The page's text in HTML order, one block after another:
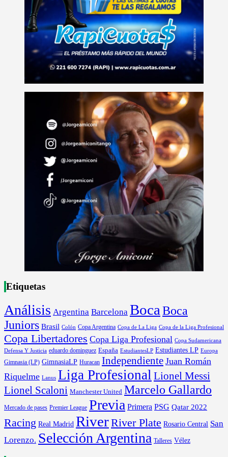
Etiquetas
Análisis Argentina Barcelona Boca Boca
Juniors Brasil Colón Copa Argentina Copa de La Liga Copa de la Liga Profesional
Copa Libertadores Copa Liga Profesional Copa Sudamericana
Defensa Y Justicia eduardo dominguez España EstudiantesLP Estudiantes LP Europa
Gimnasia (LP) GimnasiaLP Huracan Independiente Juan Román
Riquelme Lanus Liga Profesional Lionel Messi
Lionel Scaloni Manchester United Marcelo Gallardo
Mercado de pases Premier League Previa Primera PSG Qatar 2022
Racing Real Madrid RiverRiver Plate Rosario Central San
Lorenzo. Selección Argentina Talleres Vélez